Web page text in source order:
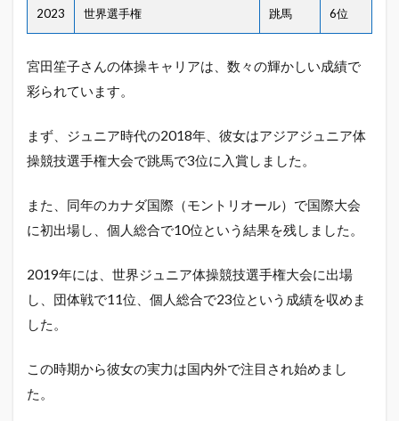
2023 世界選手権 跳馬 6位
宮田笙子さんの体操キャリアは、数々の輝かしい成績で
彩られています。
まず、ジュニア時代の2018年、彼女はアジアジュニア体
操競技選手権大会で跳馬で3位に入賞しました。
また、同年のカナダ国際（モントリオール）で国際大会
に初出場し、個人総合で10位という結果を残しました。
2019年には、世界ジュニア体操競技選手権大会に出場
し、団体戦で11位、個人総合で23位という成績を収めま
した。
この時期から彼女の実力は国内外で注目され始めまし
た。